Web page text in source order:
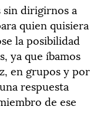
sin dirigirnos a
quien quisiera
la posibilidad
ya que íbamos
en grupos y por
respuesta
de ese